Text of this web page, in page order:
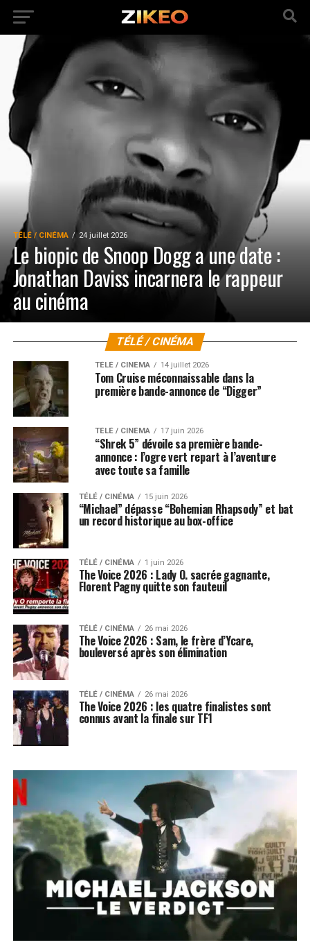
TÉLÉ / CINÉMA 24 juillet 2026
Le biopic de Snoop Dogg a une date :
Jonathan Daviss incarnera le rappeur
au cinéma
TÉLÉ / CINÉMA
TÉLÉ / CINÉMA 14 juillet 2026
Tom Cruise méconnaissable dans la
première bande-annonce de “Digger”
TÉLÉ / CINÉMA 17 juin 2026
“Shrek 5” dévoile sa première bande-
annonce : l’ogre vert repart à l’aventure
avec toute sa famille
TÉLÉ / CINÉMA 15 juin 2026
“Michael” dépasse “Bohemian Rhapsody” et bat
un record historique au box-office
TÉLÉ / CINÉMA 1 juin 2026
The Voice 2026 : Lady O. sacrée gagnante,
Florent Pagny quitte son fauteuil
TÉLÉ / CINÉMA 26 mai 2026
The Voice 2026 : Sam, le frère d’Ycare,
bouleversé après son élimination
TÉLÉ / CINÉMA 26 mai 2026
The Voice 2026 : les quatre finalistes sont
connus avant la finale sur TF1